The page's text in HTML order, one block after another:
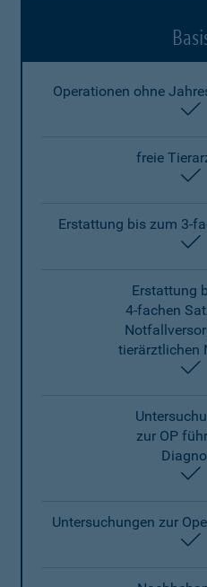
Operationen ohne
freie
Erstattung bis zum 3-
Erstattung
4-fachen
tierärztlichen
zur OP
Untersuchungen zur